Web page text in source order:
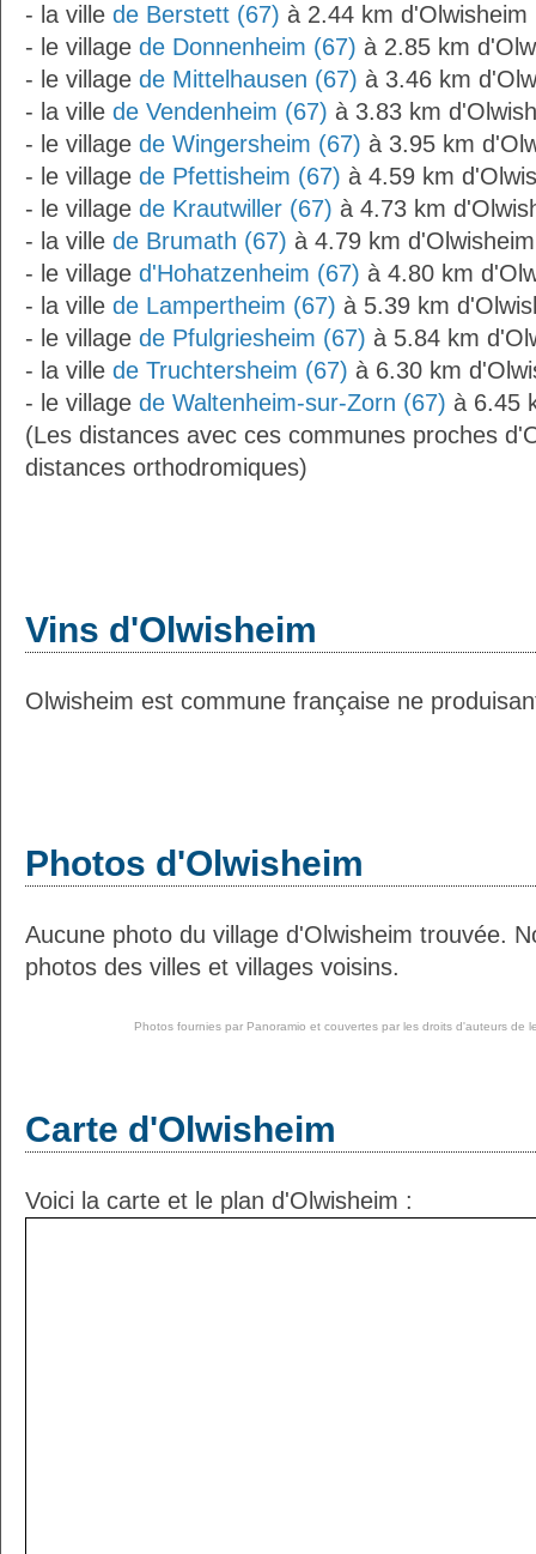
- la ville de Berstett (67) à 2.44 km d'Olwisheim
- le village de Donnenheim (67) à 2.85 km
- le village de Mittelhausen (67) à 3.46 km
- la ville de Vendenheim (67) à 3.83 km
- le village de Wingersheim (67) à 3.95 km
- le village de Pfettisheim (67) à 4.59 km
- le village de Krautwiller (67) à 4.73 km
- la ville de Brumath (67) à 4.79 km d'Olwisheim
- le village d'Hohatzenheim (67) à 4.80 km
- la ville de Lampertheim (67) à 5.39 km
- le village de Pfulgriesheim (67) à 5.84 km
- la ville de Truchtersheim (67) à 6.30 km
- le village de Waltenheim-sur-Zorn (67) à 6.45
(Les distances avec ces communes proches
distances orthodromiques)
Vins d'Olwisheim
Olwisheim est commune française ne
Photos d'Olwisheim
Aucune photo du village d'Olwisheim trouvée.
photos des villes et villages voisins.
Photos fournies par Panoramio et couvertes par les droits d'auteurs de
Carte d'Olwisheim
Voici la carte et le plan d'Olwisheim :